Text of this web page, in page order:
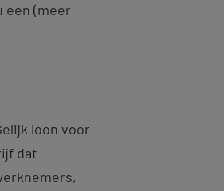
een (meer
loon voor
dat